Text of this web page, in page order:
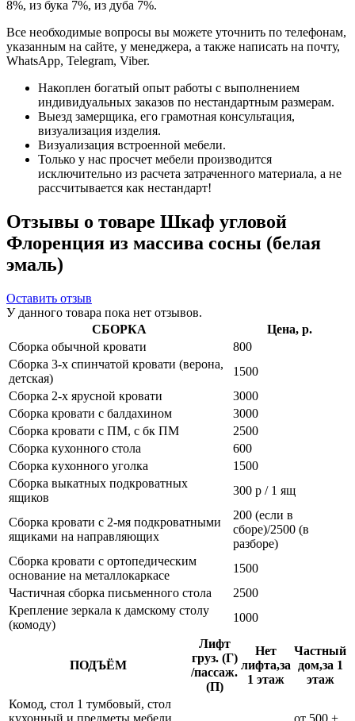
8%, из бука 7%, из дуба 7%.
Все необходимые вопросы вы можете уточнить по телефонам,
указанным на сайте, у менеджера, а также написать на почту,
WhatsApp, Telegram, Viber.
Накоплен богатый опыт работы с выполнением
индивидуальных заказов по нестандартным размерам.
Выезд замерщика, его грамотная консультация,
визуализация изделия.
Визуализация встроенной мебели.
Только у нас просчет мебели производится
исключительно из расчета затраченного материала, а не
рассчитывается как нестандарт!
Отзывы о товаре Шкаф угловой
Флоренция из массива сосны (белая
эмаль)
Оставить отзыв
У данного товара пока нет отзывов.
СБОРКА
Цена, р.
Сборка обычной кровати
800
Сборка 3-х спинчатой кровати (верона,
детская)
1500
Сборка 2-х ярусной кровати
3000
Сборка кровати с балдахином
3000
Сборка кровати с ПМ, с бк ПМ
2500
Сборка кухонного стола
600
Сборка кухонного уголка
1500
Сборка выкатных подкроватных
ящиков
300 р / 1 ящ
Сборка кровати с 2-мя подкроватными
ящиками на направляющих
200 (если в
сборе)/2500 (в
разборе)
Сборка кровати с ортопедическим
основание на металлокаркасе
1500
Частичная сборка письменного стола
2500
Крепление зеркала к дамскому столу
(комоду)
1000
ПОДЪЁМ
Лифт
груз. (Г)
/пассаж.
(П)
Нет
лифта,за
1 этаж
Частный
дом,за 1
этаж
Комод, стол 1 тумбовый, стол
кухонный и предметы мебели
от 500 +